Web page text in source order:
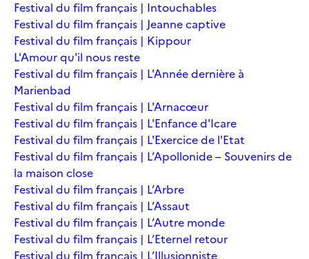
Festival du film français | Intouchables
Festival du film français | Jeanne captive
Festival du film français | Kippour
L'Amour qu'il nous reste
Festival du film français | L'Année dernière à
Marienbad
Festival du film français | L'Arnacœur
Festival du film français | L'Enfance d'Icare
Festival du film français | L'Exercice de l'Etat
Festival du film français | L’Apollonide – Souvenirs de
la maison close
Festival du film français | L’Arbre
Festival du film français | L’Assaut
Festival du film français | L’Autre monde
Festival du film français | L’Eternel retour
Festival du film français | L’Illusionniste